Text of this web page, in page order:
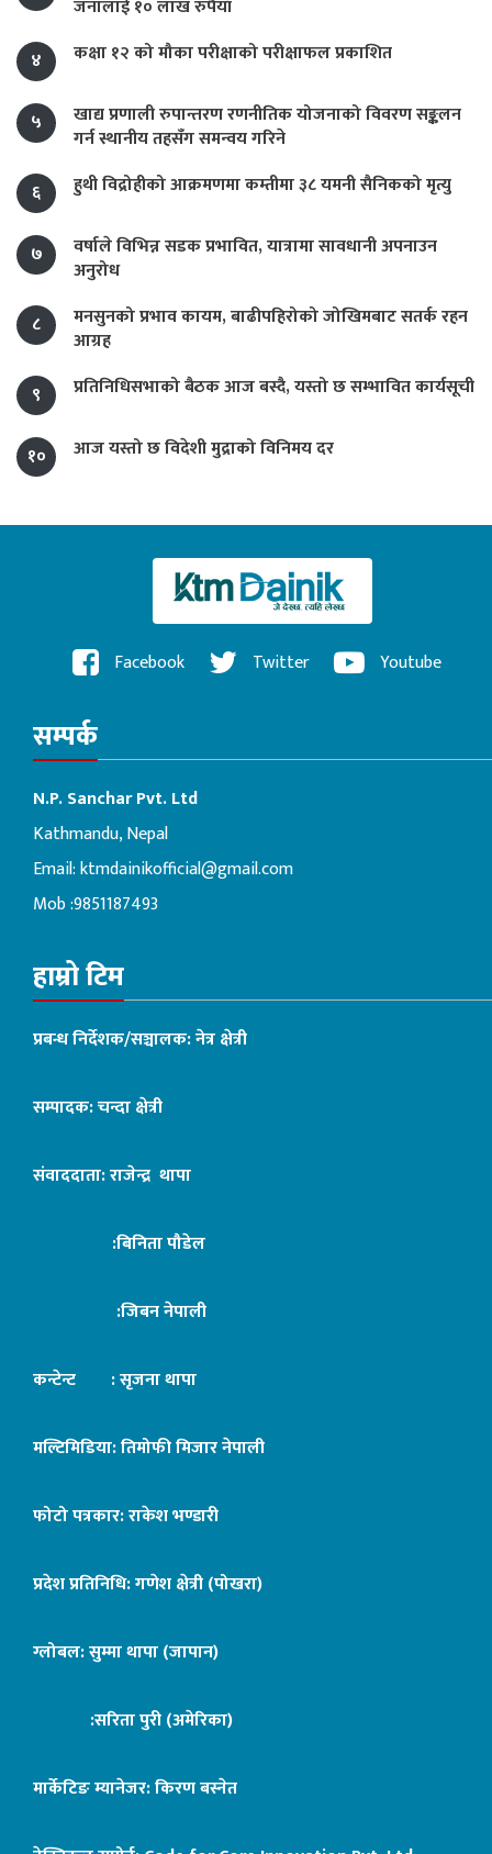
जनालाई १० लाख रुपैयाँ
४
कक्षा १२ को मौका परीक्षाको परीक्षाफल प्रकाशित
५
खाद्य प्रणाली रुपान्तरण रणनीतिक योजनाको विवरण सङ्कलन
गर्न स्थानीय तहसँग समन्वय गरिने
६
हुथी विद्रोहीको आक्रमणमा कम्तीमा ३८ यमनी सैनिकको मृत्यु
७
वर्षाले विभिन्न सडक प्रभावित, यात्रामा सावधानी अपनाउन
अनुरोध
८
मनसुनको प्रभाव कायम, बाढीपहिरोको जोखिमबाट सतर्क रहन
आग्रह
९
प्रतिनिधिसभाको बैठक आज बस्दै, यस्तो छ सम्भावित कार्यसूची
१० आज यस्तो छ विदेशी मुद्राको विनिमय दर
Facebook Twitter Youtube
सम्पर्क
N.P. Sanchar Pvt. Ltd
Kathmandu, Nepal
Email:ktmdainikofficial@gmail.com
Mob :9851187493
हाम्रो टिम
प्रबन्ध निर्देशक/सञ्चालक: नेत्र क्षेत्री
सम्पादक: चन्दा क्षेत्री
संवाददाता: राजेन्द्र थापा
:बिनिता पौडेल
:जिबन नेपाली
कन्टेन्ट : सृजना थापा
मल्टिमिडिया: तिमोफी मिजार नेपाली
फोटो पत्रकार: राकेश भण्डारी
प्रदेश प्रतिनिधि: गणेश क्षेत्री (पोखरा)
ग्लोबल: सुम्मा थापा (जापान)
:सरिता पुरी (अमेरिका)
मार्केटिङ म्यानेजर: किरण बस्नेत